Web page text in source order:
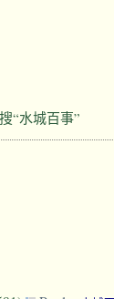
“水城百事”